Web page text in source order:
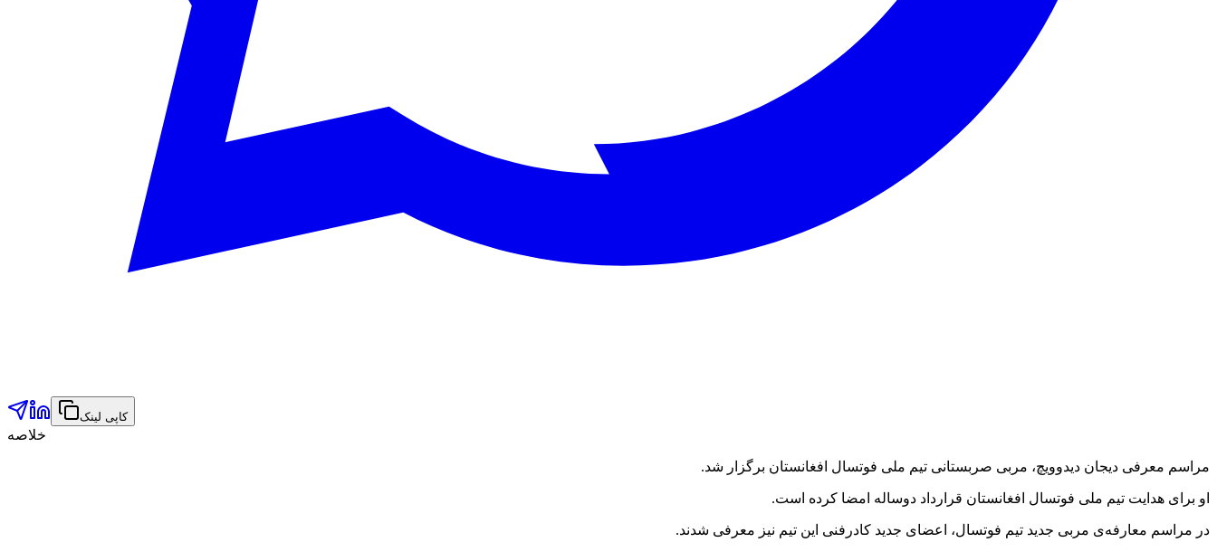
کاپی لینک
خلاصه
مراسم معرفی دیجان دیدوویچ، مربی صربستانی تیم ملی فوتسال ‏افغانستان برگزار شد.‏
او برای هدایت تیم ملی فوتسال افغانستان قرارداد دوساله امضا ‏کرده است.‏
در مراسم معارفه‌ی مربی جدید تیم فوتسال، اعضای جدید کادرفنی ‏این تیم نیز معرفی شدند.‏